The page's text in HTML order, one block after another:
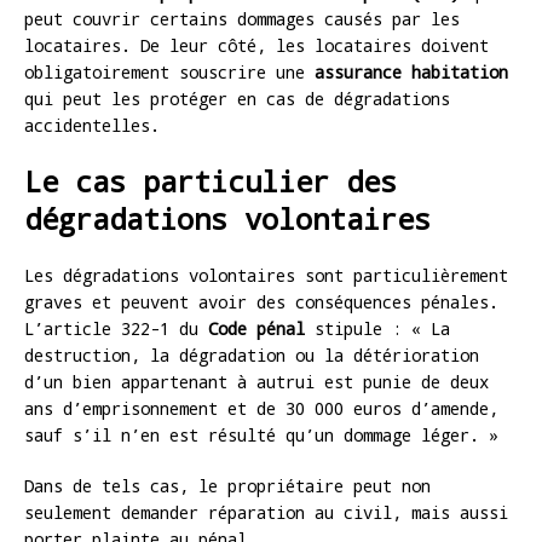
peut couvrir certains dommages causés par les
locataires. De leur côté, les locataires doivent
obligatoirement souscrire une assurance habitation
qui peut les protéger en cas de dégradations
accidentelles.
Le cas particulier des
dégradations volontaires
Les dégradations volontaires sont particulièrement
graves et peuvent avoir des conséquences pénales.
L’article 322-1 du Code pénal stipule : « La
destruction, la dégradation ou la détérioration
d’un bien appartenant à autrui est punie de deux
ans d’emprisonnement et de 30 000 euros d’amende,
sauf s’il n’en est résulté qu’un dommage léger. »
Dans de tels cas, le propriétaire peut non
seulement demander réparation au civil, mais aussi